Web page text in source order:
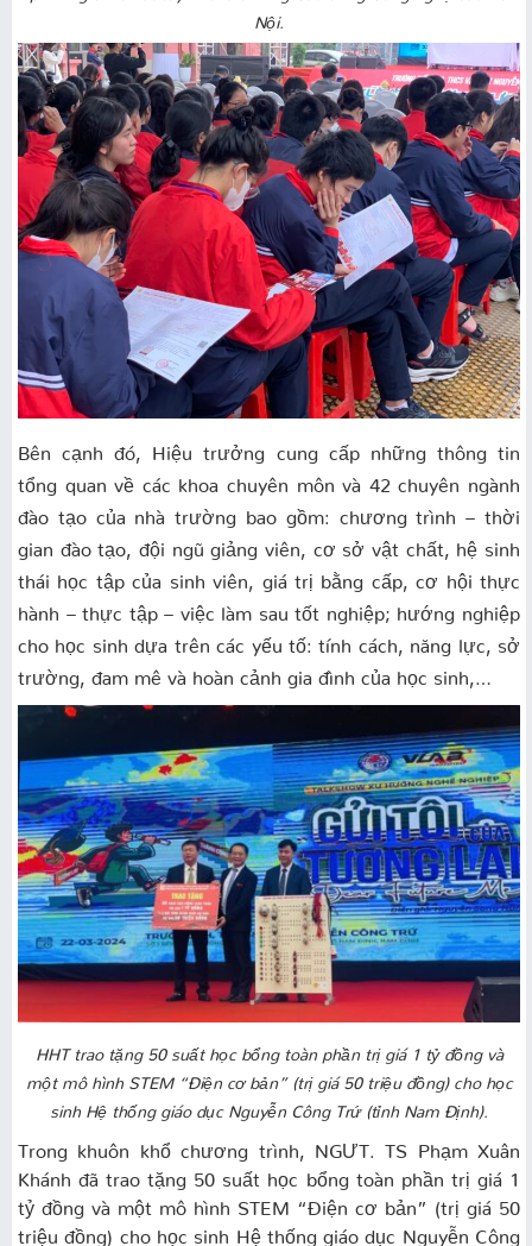
Nội.
Bên cạnh đó, Hiệu trưởng cung cấp những thông tin
tổng quan về các khoa chuyên môn và 42 chuyên ngành
đào tạo của nhà trường bao gồm: chương trình – thời
gian đào tạo, đội ngũ giảng viên, cơ sở vật chất, hệ sinh
thái học tập của sinh viên, giá trị bằng cấp, cơ hội thực
hành – thực tập – việc làm sau tốt nghiệp; hướng nghiệp
cho học sinh dựa trên các yếu tố: tính cách, năng lực, sở
trường, đam mê và hoàn cảnh gia đình của học sinh,…
HHT trao tặng 50 suất học bổng toàn phần trị giá 1 tỷ đồng và
một mô hình STEM “Điện cơ bản” (trị giá 50 triệu đồng) cho học
sinh Hệ thống giáo dục Nguyễn Công Trứ (tỉnh Nam Định).
Trong khuôn khổ chương trình, NGƯT. TS Phạm Xuân
Khánh đã trao tặng 50 suất học bổng toàn phần trị giá 1
tỷ đồng và một mô hình STEM “Điện cơ bản” (trị giá 50
triệu đồng) cho học sinh Hệ thống giáo dục Nguyễn Công